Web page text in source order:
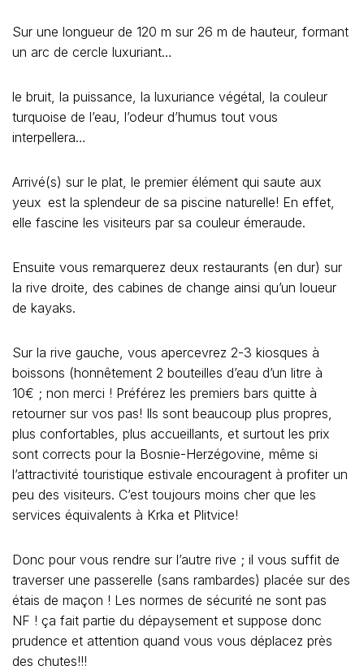
Sur une longueur de 120 m sur 26 m de hauteur, formant
un arc de cercle luxuriant…
le bruit, la puissance, la luxuriance végétal, la couleur
turquoise de l’eau, l’odeur d’humus tout vous
interpellera…
Arrivé(s) sur le plat, le premier élément qui saute aux
yeux est la splendeur de sa piscine naturelle! En effet,
elle fascine les visiteurs par sa couleur émeraude.
Ensuite vous remarquerez deux restaurants (en dur) sur
la rive droite, des cabines de change ainsi qu’un loueur
de kayaks.
Sur la rive gauche, vous apercevrez 2-3 kiosques à
boissons (honnêtement 2 bouteilles d’eau d’un litre à
10€ ; non merci ! Préférez les premiers bars quitte à
retourner sur vos pas! Ils sont beaucoup plus propres,
plus confortables, plus accueillants, et surtout les prix
sont corrects pour la Bosnie-Herzégovine, même si
l’attractivité touristique estivale encouragent à profiter un
peu des visiteurs. C’est toujours moins cher que les
services équivalents à Krka et Plitvice!
Donc pour vous rendre sur l’autre rive ; il vous suffit de
traverser une passerelle (sans rambardes) placée sur des
étais de maçon ! Les normes de sécurité ne sont pas
NF ! ça fait partie du dépaysement et suppose donc
prudence et attention quand vous vous déplacez près
des chutes!!!